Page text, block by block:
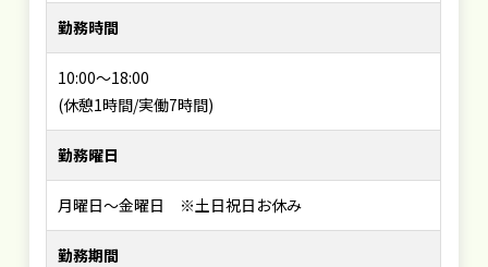
勤務時間
10:00～18:00
(休憩1時間/実働7時間)
勤務曜日
月曜日～金曜日 ※土日祝日お休み
勤務期間